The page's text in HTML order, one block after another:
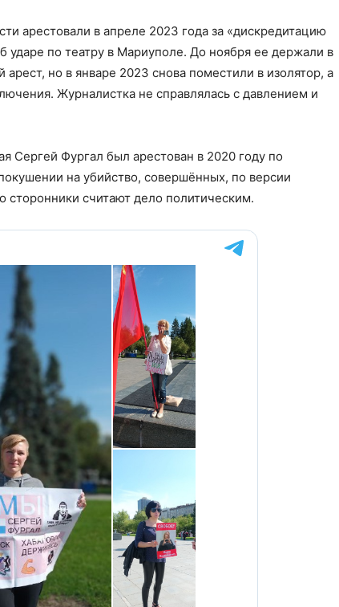
арестовали в апреле 2023 года за «дискредитацию
ударе по театру в Мариуполе. До ноября ее держали в
но в январе 2023 снова поместили в изолятор, а
Журналистка не справлялась с давлением и
Сергей Фургал был арестован в 2020 году по
на убийство, совершённых, по версии
сторонники считают дело политическим.